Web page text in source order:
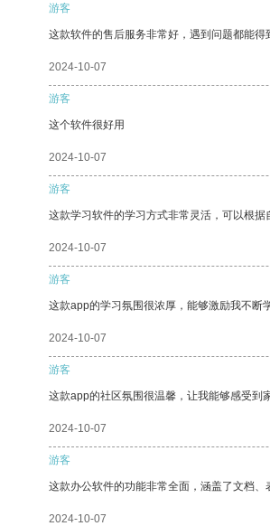
游客
这款软件的售后服务非常好，遇到问题都能得
2024-10-07
游客
这个软件很好用
2024-10-07
游客
这款学习软件的学习方式非常灵活，可以根据
2024-10-07
游客
这款app的学习氛围很浓厚，能够激励我不断
2024-10-07
游客
这款app的社区氛围很温馨，让我能够感受到
2024-10-07
游客
这款办公软件的功能非常全面，涵盖了文档
2024-10-07